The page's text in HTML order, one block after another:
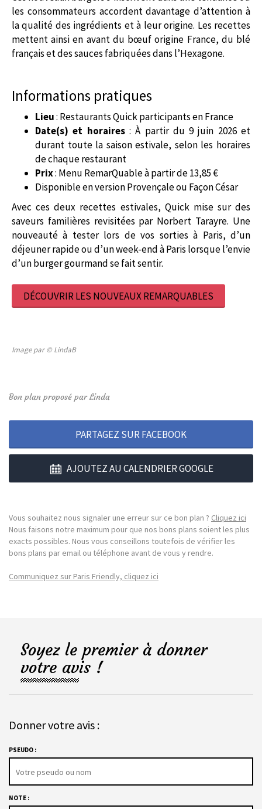
les consommateurs accordent davantage d’attention à
la qualité des ingrédients et à leur origine. Les recettes
mettent ainsi en avant du bœuf origine France, du blé
français et des sauces fabriquées dans l’Hexagone.
Informations pratiques
Lieu: Restaurants Quick participants en France
Date(s) et horaires: À partir du 9 juin 2026 et
durant toute la saison estivale, selon les horaires
de chaque restaurant
Prix: Menu RemarQuable à partir de 13,85 €
Disponible en version Provençale ou Façon César
Avec ces deux recettes estivales, Quick mise sur des
saveurs familières revisitées par Norbert Tarayre. Une
nouveauté à tester lors de vos sorties à Paris, d’un
déjeuner rapide ou d’un week-end à Paris lorsque l’envie
d’un burger gourmand se fait sentir.
DÉCOUVRIR LES NOUVEAUX REMARQUABLES
Image par © LindaB
Bon plan proposé par Linda
PARTAGEZ SUR FACEBOOK
AJOUTEZ AU CALENDRIER GOOGLE
Vous souhaitez nous signaler une erreur sur ce bon plan ? Cliquez ici
Nous faisons notre maximum pour que nos bons plans soient les plus
exacts possibles. Nous vous conseillons toutefois de vérifier les
bons plans par email ou téléphone avant de vous y rendre.
Communiquez sur Paris Friendly, cliquez ici
Soyez le premier à donner
votre avis !
Donner votre avis :
PSEUDO :
NOTE :